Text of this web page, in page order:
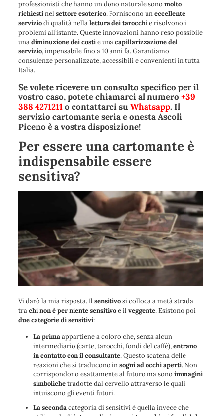
professionisti che hanno un dono naturale sono molto
richiestinel settore esoterico. Forniscono uneccellente
serviziodi qualità nellaletturadeitarocchie risolvono i
problemi all’istante. Queste innovazioni hanno reso possibile
unadiminuzione dei costie unacapillarizzazione del
servizio, impensabile fino a 10 anni fa. Garantiamo
consulenze personalizzate, accessibili e convenienti in tutta
Italia.
Se volete ricevere un consulto specifico per il
vostro caso, potete chiamarci al numero +39
388 4271211o contattarci su Whatsapp. Il
servizio cartomante seria e onesta Ascoli
Piceno è a vostra disposizione!
Per essere una cartomante è
indispensabile essere
sensitiva?
Vi darò la mia risposta. Il sensitivosi colloca a metà strada
trachi non è per niente sensitivoe il veggente. Esistono poi
due categorie di sensitivi:
La primaappartiene a coloro che, senza alcun
intermediario (carte, tarocchi, fondi del caffè),entrano
in contatto con il consultante. Questo scatena delle
reazioni che si traducono insogni ad occhi aperti. Non
corrispondono esattamente al futuro ma sono immagini
simbolichetradotte dal cervello attraverso le quali
intuiscono gli eventi futuri.
La secondacategoria di sensitivi è quella invece che